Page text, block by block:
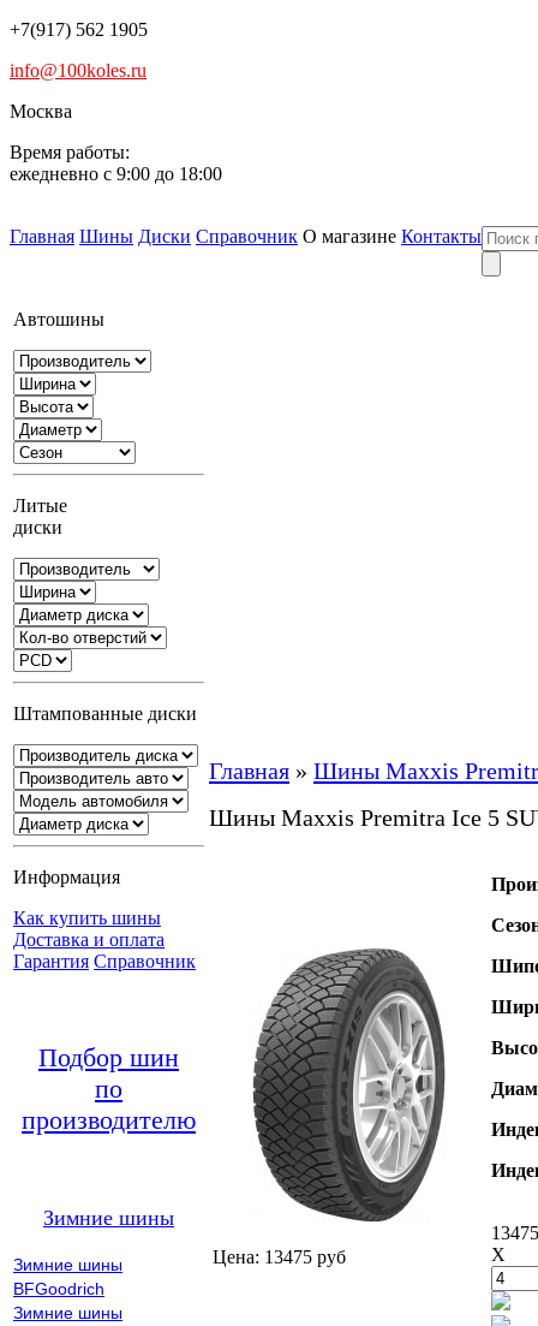
+7(917) 562 1905
info@100koles.ru
Москва
Время работы:
ежедневно с 9:00 до 18:00
Главная Шины Диски Справочник О магазине Контакты
Автошины
Литые
диски
Штампованные диски
Информация
Как купить шины
Доставка и оплата
Гарантия Справочник
Подбор шин
по
производителю
Зимние шины
Зимние шины
BFGoodrich
Зимние шины
Главная » Шины Maxxis
Шины Maxxis Premitra Ice 5
Цена: 13475 руб
X